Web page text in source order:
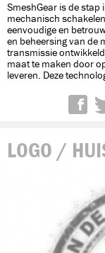
SmeshGear is de stap
mechanisch
eenvoudige en
en beheersing van de
transmissie
maat te maken door
leveren. Deze
LOGO /